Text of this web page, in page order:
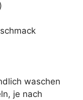
waschen
je nach